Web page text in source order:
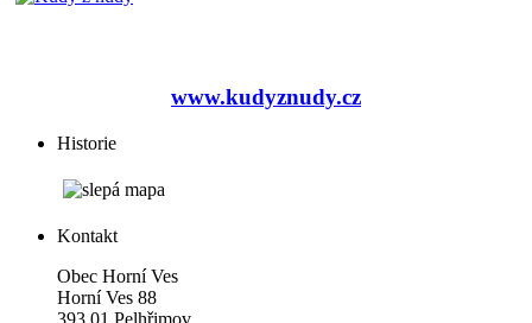
www.kudyznudy.cz
Historie
Kontakt
Obec Horní Ves
Horní Ves 88
393 01 Pelhřimov